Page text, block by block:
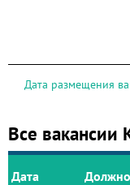
Дата размещения
Все вакансии
Дата